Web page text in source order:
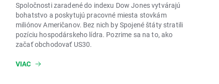
Spoločnosti zaradené do indexu Dow Jones vytvárajú
bohatstvo a poskytujú pracovné miesta stovkám
miliónov Američanov. Bez nich by Spojené štáty stratili
pozíciu hospodárskeho lídra. Pozrime sa na to, ako
začať obchodovať US30.
VIAC